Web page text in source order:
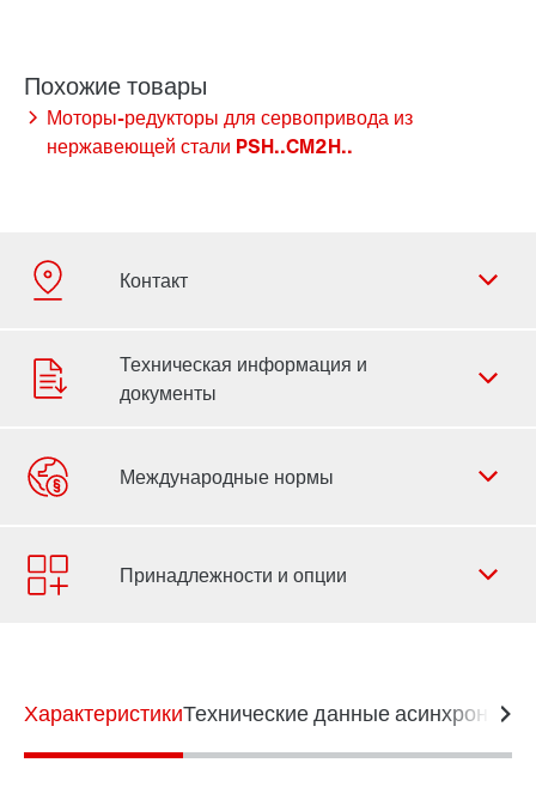
Моторы-редукторы для сервопривода из
нержавеющей стали PSH..CM2H..
Форма обратной связи
Филиалы
ХарактеристикиТехнические данные